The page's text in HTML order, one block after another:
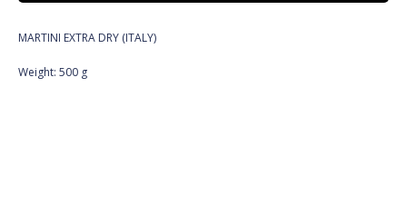
MARTINI EXTRA DRY (ITALY)
Weight: 500 g